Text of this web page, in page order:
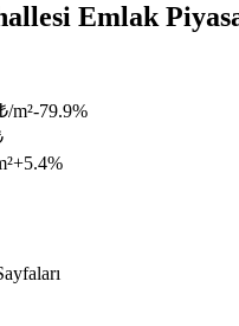
Emlak
m²-79.9%
+5.4%